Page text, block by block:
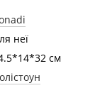
неї
см